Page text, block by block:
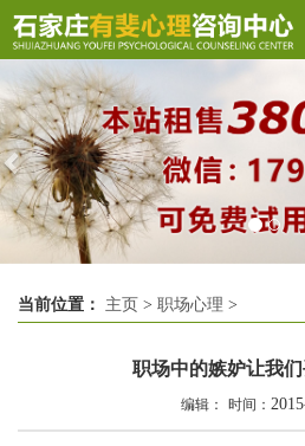
Previous
当前位置： 主页 > 职场心理 >
职场中的嫉妒让我
编辑： 时间：